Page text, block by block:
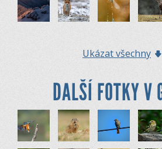
Ukázat všechny
DALŠÍ FOTKY V